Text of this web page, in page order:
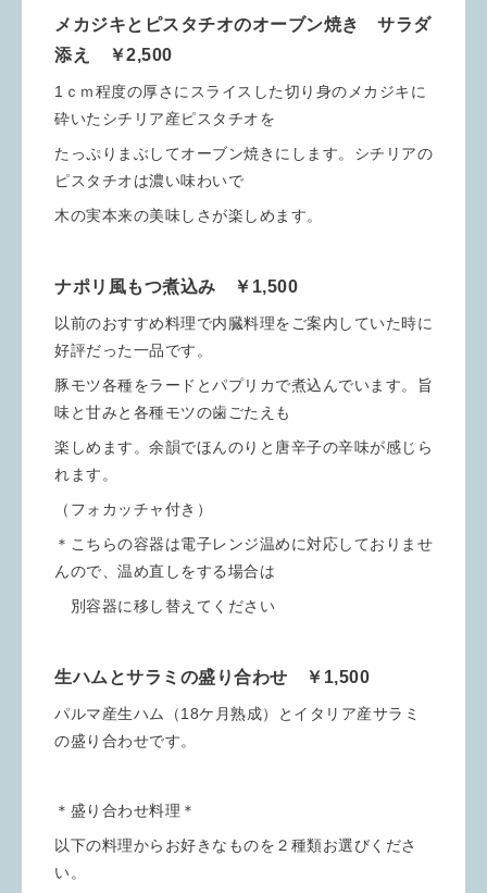
メカジキとピスタチオのオーブン焼き サラダ
添え ￥2,500
1ｃｍ程度の厚さにスライスした切り身のメカジキに
砕いたシチリア産ピスタチオを
たっぷりまぶしてオーブン焼きにします。シチリアの
ピスタチオは濃い味わいで
木の実本来の美味しさが楽しめます。
ナポリ風もつ煮込み ￥1,500
以前のおすすめ料理で内臓料理をご案内していた時に
好評だった一品です。
豚モツ各種をラードとパプリカで煮込んでいます。旨
味と甘みと各種モツの歯ごたえも
楽しめます。余韻でほんのりと唐辛子の辛味が感じら
れます。
（フォカッチャ付き）
＊こちらの容器は電子レンジ温めに対応しておりませ
んので、温め直しをする場合は
別容器に移し替えてください
生ハムとサラミの盛り合わせ ￥1,500
パルマ産生ハム（18ケ月熟成）とイタリア産サラミ
の盛り合わせです。
＊盛り合わせ料理＊
以下の料理からお好きなものを２種類お選びくださ
い。